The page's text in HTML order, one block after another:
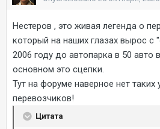
Нестеров , это живая легенда о
который на наших глазах вырос с
2006 году до автопарка в 50 авто
основном это сцепки.
Тут на форуме наверное нет таких
перевозчиков!
Цитата